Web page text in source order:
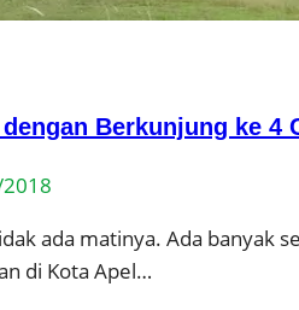
Berkunjung ke 4
ada matinya. Ada banyak
di Kota Apel…